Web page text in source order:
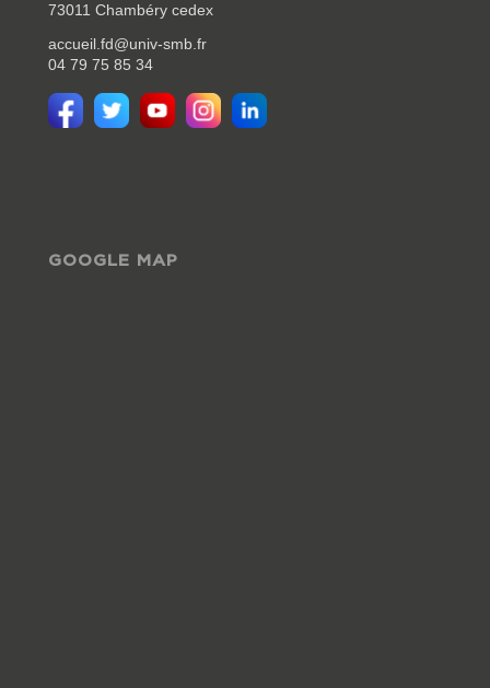
73011 Chambéry cedex
accueil.fd@univ-smb.fr
04 79 75 85 34
GOOGLE MAP